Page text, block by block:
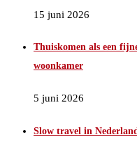
15 juni 2026
Thuiskomen als een
woonkamer
5 juni 2026
Slow travel in